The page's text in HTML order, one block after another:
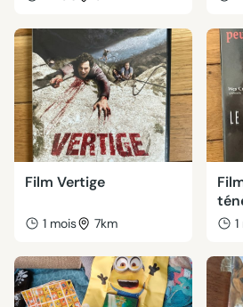
Film Vertige
1 mois 7km